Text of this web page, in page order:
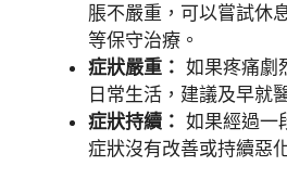
脹不嚴重，可以嘗試休
等保守治療。
症狀嚴重： 如果疼痛劇
日常生活，建議及早就
症狀持續： 如果經過一
症狀沒有改善或持續惡